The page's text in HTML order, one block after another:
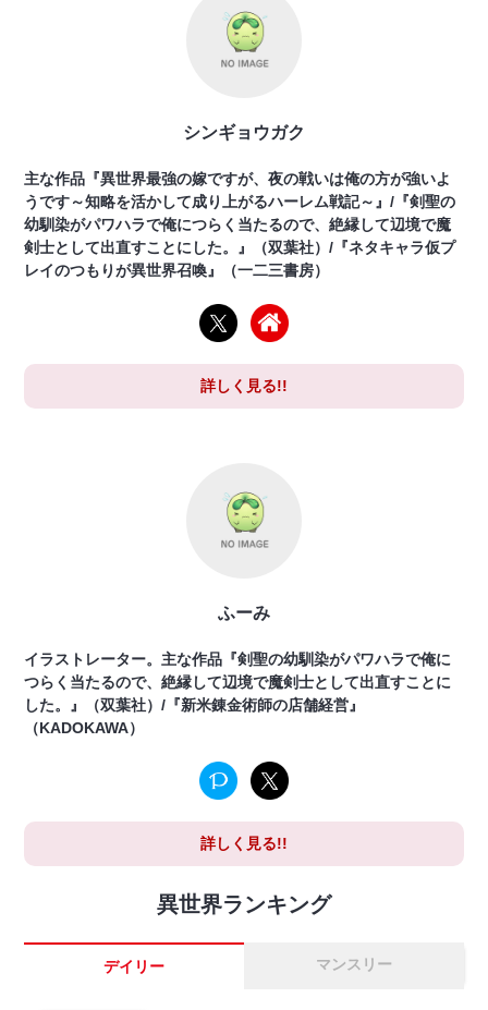
シンギョウガク
主な作品『異世界最強の嫁ですが、夜の戦いは俺の方が強いよ
うです～知略を活かして成り上がるハーレム戦記～』/『剣聖の
幼馴染がパワハラで俺につらく当たるので、絶縁して辺境で魔
剣士として出直すことにした。』（双葉社）/『ネタキャラ仮プ
レイのつもりが異世界召喚』（一二三書房）
詳しく見る!!
ふーみ
イラストレーター。主な作品『剣聖の幼馴染がパワハラで俺に
つらく当たるので、絶縁して辺境で魔剣士として出直すことに
した。』（双葉社）/『新米錬金術師の店舗経営』
（KADOKAWA）
詳しく見る!!
異世界ランキング
デイリー マンスリー